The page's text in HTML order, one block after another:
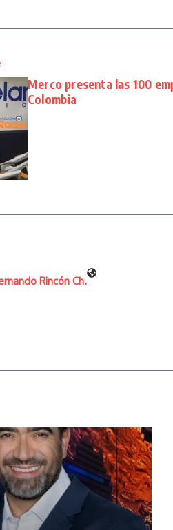
Merco presenta las 100
Colombia
Rincón Ch.